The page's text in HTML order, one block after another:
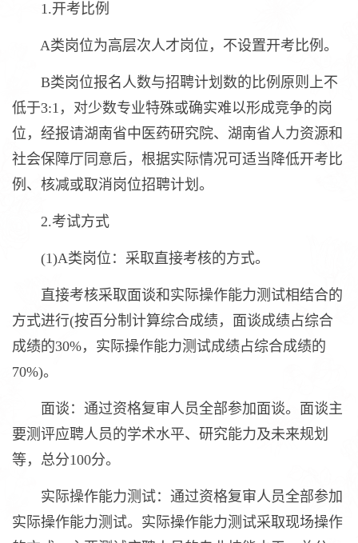
1.开考比例
A类岗位为高层次人才岗位，不设置开考比例。
B类岗位报名人数与招聘计划数的比例原则上不
低于3:1，对少数专业特殊或确实难以形成竞争的岗
位，经报请湖南省中医药研究院、湖南省人力资源和
社会保障厅同意后，根据实际情况可适当降低开考比
例、核减或取消岗位招聘计划。
2.考试方式
(1)A类岗位：采取直接考核的方式。
直接考核采取面谈和实际操作能力测试相结合的
方式进行(按百分制计算综合成绩，面谈成绩占综合
成绩的30%，实际操作能力测试成绩占综合成绩的
70%)。
面谈：通过资格复审人员全部参加面谈。面谈主
要测评应聘人员的学术水平、研究能力及未来规划
等，总分100分。
实际操作能力测试：通过资格复审人员全部参加
实际操作能力测试。实际操作能力测试采取现场操作